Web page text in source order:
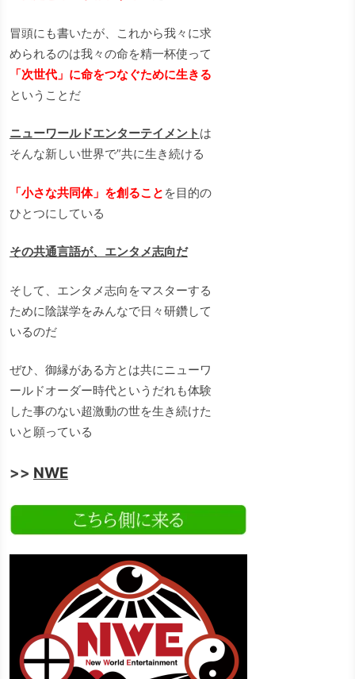
冒頭にも書いたが、これから我々に求
められるのは我々の命を精一杯使って
「次世代」に命をつなぐために生きる
ということだ
ニューワールドエンターテイメント は
そんな新しい世界で”共に生き続ける
「小さな共同体」を創ること を目的の
ひとつにしている
その共通言語が、エンタメ志向だ
そして、エンタメ志向をマスターする
ために陰謀学をみんなで日々研鑽して
いるのだ
ぜひ、御縁がある方とは共にニューワ
ールドオーダー時代というだれも体験
した事のない超激動の世を生き続けた
いと願っている
>> NWE